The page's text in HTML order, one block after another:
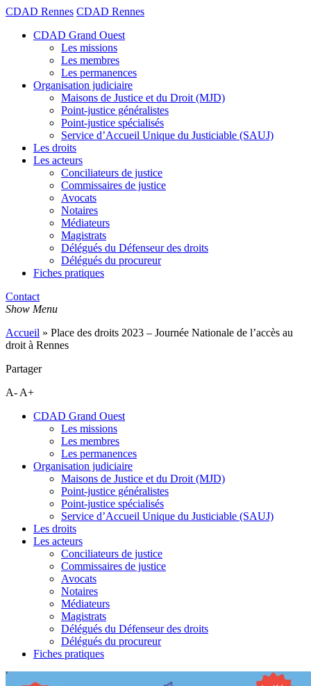
CDAD Rennes CDAD Rennes
CDAD Grand Ouest
Les missions
Les membres
Les permanences
Organisation judiciaire
Maisons de Justice et du Droit (MJD)
Point-justice généralistes
Point-justice spécialisés
Service d’Accueil Unique du Justiciable (SAUJ)
Les droits
Les acteurs
Conciliateurs de justice
Commissaires de justice
Avocats
Notaires
Médiateurs
Magistrats
Délégués du Défenseur des droits
Délégués du procureur
Fiches pratiques
Contact
Show Menu
Accueil » Place des droits 2023 – Journée Nationale de l’accès au
droit à Rennes
Partager
A- A+
CDAD Grand Ouest
Les missions
Les membres
Les permanences
Organisation judiciaire
Maisons de Justice et du Droit (MJD)
Point-justice généralistes
Point-justice spécialisés
Service d’Accueil Unique du Justiciable (SAUJ)
Les droits
Les acteurs
Conciliateurs de justice
Commissaires de justice
Avocats
Notaires
Médiateurs
Magistrats
Délégués du Défenseur des droits
Délégués du procureur
Fiches pratiques